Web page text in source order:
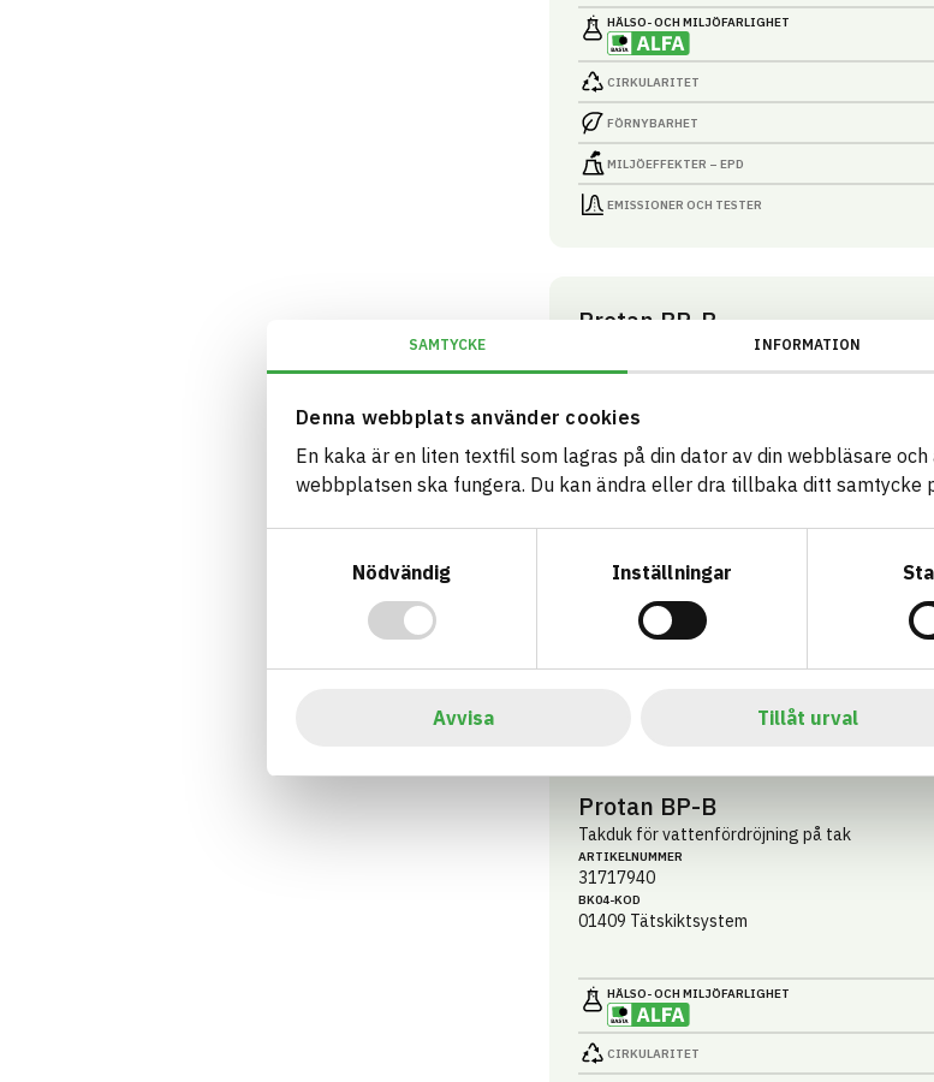
SAMTYCKE INFORMATION
Denna webbplats använder cookies
En kaka är en liten textfil som lagras på din dator av din webbläsare
webbplatsen ska fungera. Du kan ändra eller dra tillbaka ditt samtycke
Nödvändig
Inställningar
Avvisa Tillåt urval
HÄLSO- OCH MILJÖ­FARLIGHET
CIRKULARITET
FÖRNYBARHET
MILJÖEFFEKTER – EPD
EMISSIONER OCH TESTER
Protan BP-B
Takduk - vattenfördröjning på tak
ARTIKEL­NUMMER
BK04-KOD
CIRKULARITET
FÖRNYBARHET
Protan BP-B
Takduk för vattenfördröjning på tak
ARTIKEL­NUMMER
31717940
BK04-KOD
01409 Tätskiktsystem
HÄLSO- OCH MILJÖ­FARLIGHET
CIRKULARITET